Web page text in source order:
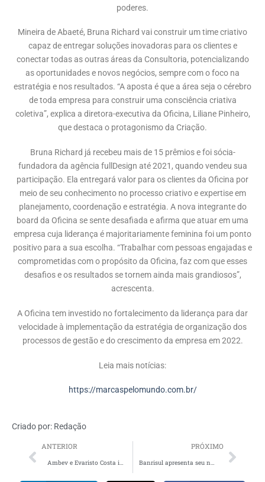
poderes.
Mineira de Abaeté, Bruna Richard vai construir um time criativo
capaz de entregar soluções inovadoras para os clientes e
conectar todas as outras áreas da Consultoria, potencializando
as oportunidades e novos negócios, sempre com o foco na
estratégia e nos resultados. “A aposta é que a área seja o cérebro
de toda empresa para construir uma consciência criativa
coletiva”, explica a diretora-executiva da Oficina, Liliane Pinheiro,
que destaca o protagonismo da Criação.
Bruna Richard já recebeu mais de 15 prêmios e foi sócia-
fundadora da agência fullDesign até 2021, quando vendeu sua
participação. Ela entregará valor para os clientes da Oficina por
meio de seu conhecimento no processo criativo e expertise em
planejamento, coordenação e estratégia. A nova integrante do
board da Oficina se sente desafiada e afirma que atuar em uma
empresa cuja liderança é majoritariamente feminina foi um ponto
positivo para a sua escolha. “Trabalhar com pessoas engajadas e
comprometidas com o propósito da Oficina, faz com que esses
desafios e os resultados se tornem ainda mais grandiosos”,
acrescenta.
A Oficina tem investido no fortalecimento da liderança para dar
velocidade à implementação da estratégia de organização dos
processos de gestão e do crescimento da empresa em 2022.
Leia mais notícias:
https://marcaspelomundo.com.br/
Criado por: Redação
ANTERIOR
Ambev e Evaristo Costa incentivam o uso de garrafa retornável
PRÓXIMO
Banrisul apresenta seu novo posicionamento, marca e conceito